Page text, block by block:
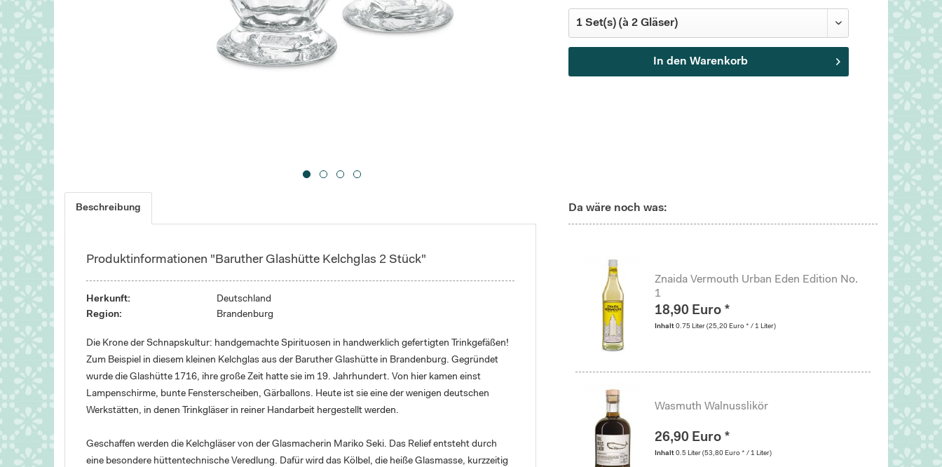
In den Warenkorb
Beschreibung
Produktinformationen "Baruther Glashütte Kelchglas 2 Stück"
Herkunft:
Deutschland
Region:
Brandenburg
Die Krone der Schnapskultur: handgemachte Spirituosen in handwerklich gefertigten Trinkgefäßen!
Zum Beispiel in diesem kleinen Kelchglas aus der Baruther Glashütte in Brandenburg. Gegründet
wurde die Glashütte 1716, ihre große Zeit hatte sie im 19. Jahrhundert. Von hier kamen einst
Lampenschirme, bunte Fensterscheiben, Gärballons. Heute ist sie eine der wenigen deutschen
Werkstätten, in denen Trinkgläser in reiner Handarbeit hergestellt werden.
Geschaffen werden die Kelchgläser von der Glasmacherin Mariko Seki. Das Relief entsteht durch
eine besondere hüttentechnische Veredlung. Dafür wird das Kölbel, die heiße Glasmasse, kurzzeitig
Da wäre noch was:
Znaida Vermouth Urban Eden Edition No.
1
18,90 Euro *
Inhalt 0.75 Liter (25,20 Euro * / 1 Liter)
Wasmuth Walnusslikör
26,90 Euro *
Inhalt 0.5 Liter (53,80 Euro * / 1 Liter)